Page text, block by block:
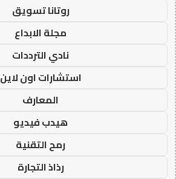
روتانا تسويق
مجلة الابداع
نادي الترددات
استشارات اون لاين
المعارف
هيدب فيديو
رمح التقنية
رذاذ التجارة